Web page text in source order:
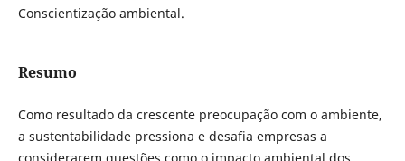
Conscientização ambiental.
Resumo
Como resultado da crescente preocupação com o ambiente,
a sustentabilidade pressiona e desafia empresas a